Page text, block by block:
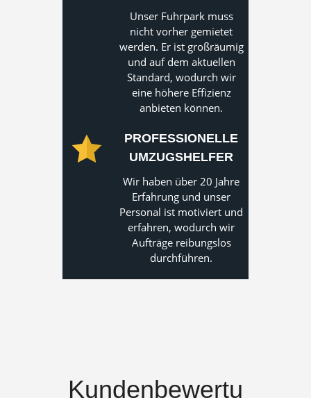
Unser Fuhrpark muss
nicht vorher gemietet
werden. Er ist großräumig
und auf dem aktuellen
Standard, wodurch wir
eine höhere Effizienz
anbieten können.
PROFESSIONELLE
UMZUGSHELFER
Wir haben über 20 Jahre
Erfahrung und unser
Personal ist motiviert und
erfahren, wodurch wir
Aufträge reibungslos
durchführen.
Kundenbewertu